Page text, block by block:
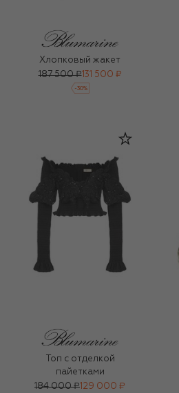
Хлопковый жакет
187 500 ₽131 500 ₽
-30%
Топ с отделкой
пайетками
184 000 ₽ 129 000 ₽